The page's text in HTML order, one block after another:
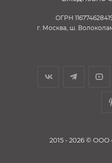
ОГРН
г. Москва, ш.
2015 - 2026 © ООО